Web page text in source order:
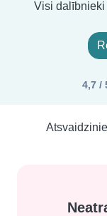
Visi dalībnieki
4,7 /